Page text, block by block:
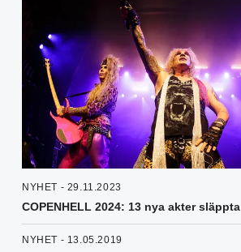
NYHET - 29.11.2023
COPENHELL 2024: 13 nya akter släppta
NYHET - 13.05.2019